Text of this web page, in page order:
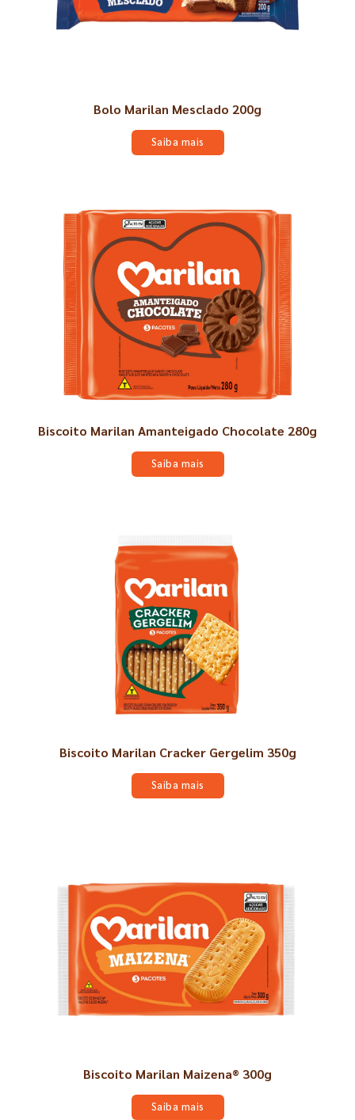
Bolo Marilan Mesclado 200g
Saiba mais
Biscoito Marilan Amanteigado Chocolate 280g
Saiba mais
Biscoito Marilan Cracker Gergelim 350g
Saiba mais
Biscoito Marilan Maizena® 300g
Saiba mais